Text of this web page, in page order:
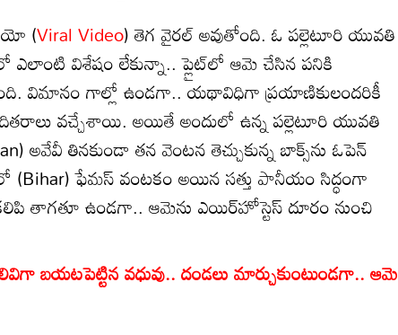
(Viral Video) తెగ వైరల్ అవుతోంది. ఓ పల్లెటూరి యువతి
ఎలాంటి విశేషం లేకున్నా.. ప్లైట్‌లో ఆమె చేసిన పనికి
విమానం గాల్లో ఉండగా.. యథావిధిగా ప్రయాణికులందరికీ
వచ్చేశాయి. అయితే అందులో ఉన్న పల్లెటూరి యువతి
అవేవీ తినకుండా తన వెంటన తెచ్చుకున్న బాక్స్‌ను ఓపెన్
ఫేమస్ వంటకం అయిన సత్తు పానీయం సిద్ధంగా
తాగతూ ఉండగా.. ఆమెను ఎయిర్‌హోస్టెస్‌ దూరం నుంచి
బయటపెట్టిన వధువు.. దండలు మార్చుకుంటుండగా.. ఆమె